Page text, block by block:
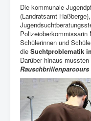
Die kommunale
(Landratsamt
Polizeioberkommissarin
Schülerinnen und
die Suchtproblematik
Darüber hinaus
Rauschbrillenparcours